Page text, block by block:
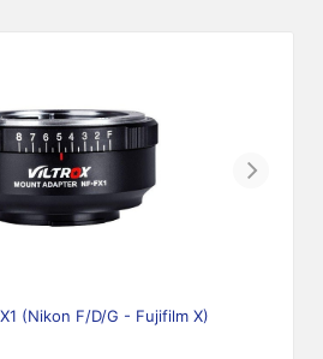
Next
(Nikon F/D/G - Fujifilm X)